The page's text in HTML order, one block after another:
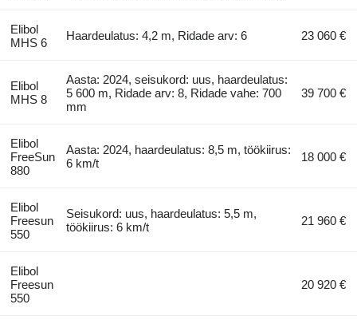
Elibol
MHS 6
Haardeulatus: 4,2 m, Ridade arv: 6 23 060 €
Elibol
MHS 8
Aasta: 2024, seisukord: uus, haardeulatus:
5 600 m, Ridade arv: 8, Ridade vahe: 700
mm
39 700 €
Elibol
FreeSun
880
Aasta: 2024, haardeulatus: 8,5 m, töökiirus:
6 km/t
18 000 €
Elibol
Freesun
550
Seisukord: uus, haardeulatus: 5,5 m,
töökiirus: 6 km/t
21 960 €
Elibol
Freesun
550
20 920 €